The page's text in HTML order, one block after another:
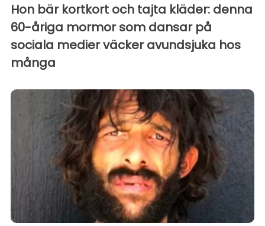
Hon bär kortkort och tajta kläder: denna
60-åriga mormor som dansar på
sociala medier väcker avundsjuka hos
många